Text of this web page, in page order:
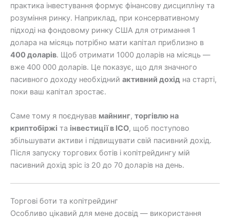
практика інвестування формує фінансову дисципліну та
розуміння ринку. Наприклад, при консервативному
підході на фондовому ринку США для отримання 1
долара на місяць потрібно мати капітал приблизно в
400 доларів. Щоб отримати 1000 доларів на місяць —
вже 400 000 доларів. Це показує, що для значного
пасивного доходу необхідний активний дохід на старті,
поки ваш капітал зростає.
Саме тому я поєднував майнинг, торгівлю на
криптобіржі та інвестиції в ICO, щоб поступово
збільшувати активи і підвищувати свій пасивний дохід.
Після запуску торгових ботів і копітрейдингу мій
пасивний дохід зріс із 20 до 70 доларів на день.
Торгові боти та копітрейдинг
Особливо цікавий для мене досвід — використання